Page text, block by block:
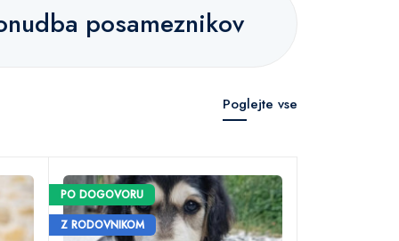
posameznikov
Poglejte vse
PO DOGOVORU
Z RODOVNIKOM